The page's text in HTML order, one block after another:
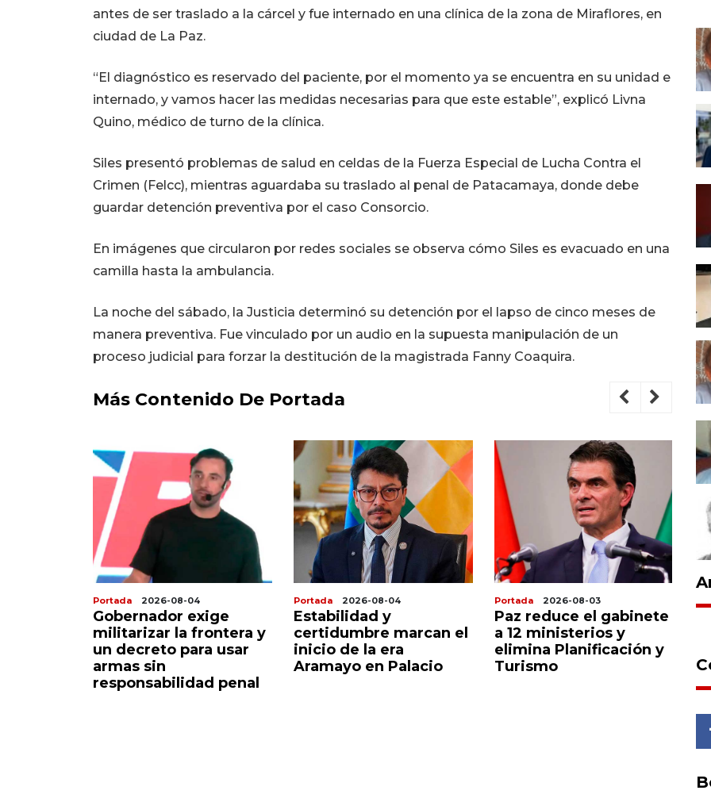
antes de ser traslado a la cárcel y fue internado en una clínica de la zona de Miraflores, en
ciudad de La Paz.
“El diagnóstico es reservado del paciente, por el momento ya se encuentra en su unidad e
internado, y vamos hacer las medidas necesarias para que este estable”, explicó Livna
Quino, médico de turno de la clínica.
Siles presentó problemas de salud en celdas de la Fuerza Especial de Lucha Contra el
Crimen (Felcc), mientras aguardaba su traslado al penal de Patacamaya, donde debe
guardar detención preventiva por el caso Consorcio.
En imágenes que circularon por redes sociales se observa cómo Siles es evacuado en una
camilla hasta la ambulancia.
La noche del sábado, la Justicia determinó su detención por el lapso de cinco meses de
manera preventiva. Fue vinculado por un audio en la supuesta manipulación de un
proceso judicial para forzar la destitución de la magistrada Fanny Coaquira.
Más Contenido De Portada
Portada 2026-08-04
Gobernador exige
militarizar la frontera y
un decreto para usar
armas sin
responsabilidad penal
Portada 2026-08-04
Estabilidad y
certidumbre marcan el
inicio de la era
Aramayo en Palacio
Portada 2026-08-03
Paz reduce el gabinete
a 12 ministerios y
elimina Planificación y
Turismo